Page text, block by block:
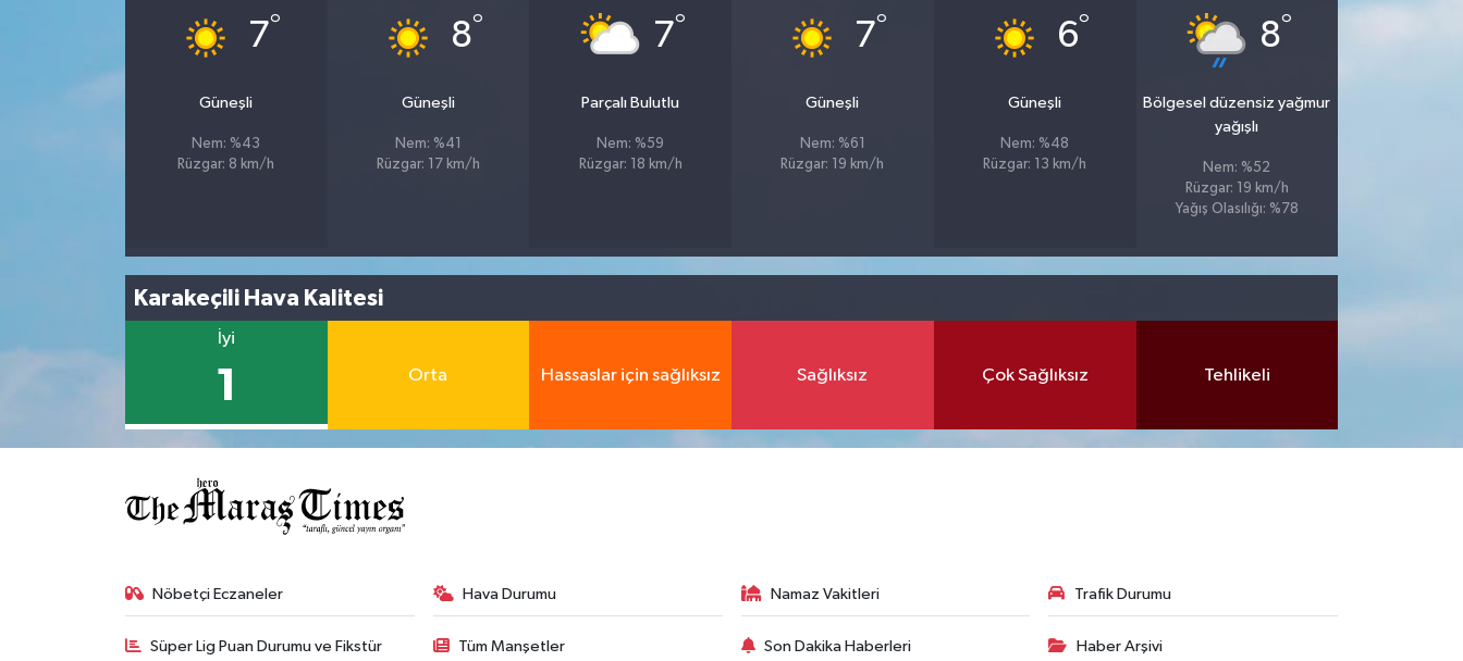
7°
Güneşli
Nem: %43
Rüzgar: 8 km/h
8°
Güneşli
Nem: %41
Rüzgar: 17 km/h
7°
Parçalı Bulutlu
Nem: %59
Rüzgar: 18 km/h
7°
Güneşli
Nem: %61
Rüzgar: 19 km/h
6°
Güneşli
Nem: %48
Rüzgar: 13 km/h
8°
Bölgesel düzensiz yağmur
yağışlı
Nem: %52
Rüzgar: 19 km/h
Yağış Olasılığı: %78
Karakeçili Hava Kalitesi
İyi
1 Orta Hassaslar için sağlıksız Sağlıksız Çok Sağlıksız Tehlikeli
Nöbetçi Eczaneler Hava Durumu Namaz Vakitleri Trafik Durumu
Süper Lig Puan Durumu ve Fikstür Tüm Manşetler Son Dakika Haberleri Haber Arşivi